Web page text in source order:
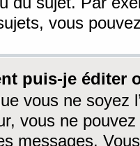
vous
puis-je éditer
vous ne soyez
vous ne
messages.